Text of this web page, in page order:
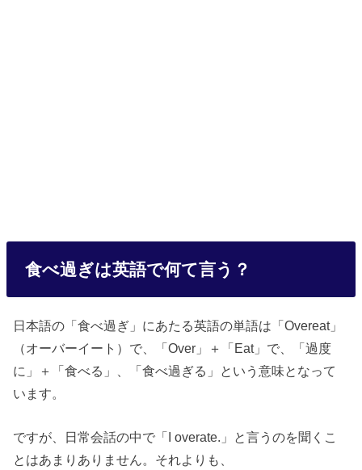
食べ過ぎは英語で何て言う？
日本語の「食べ過ぎ」にあたる英語の単語は「Overeat」
（オーバーイート）で、「Over」＋「Eat」で、「過度
に」＋「食べる」、「食べ過ぎる」という意味となって
います。
ですが、日常会話の中で「I overate.」と言うのを聞くこ
とはあまりありません。それよりも、